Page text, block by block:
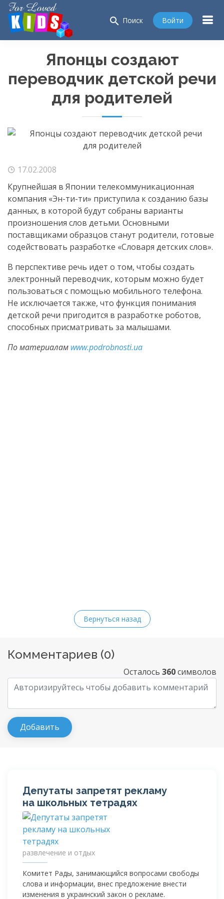
search Поиск Войти
Японцы создают
переводчик детской речи
для родителей
17.02.2008
Крупнейшая в Японии телекоммуникационная
компания «Эн-ти-ти» приступила к созданию базы
данных, в которой будут собраны варианты
произношения слов детьми. Основными
поставщиками образцов станут родители, готовые
содействовать разработке «Словаря детских слов».
В перспективе речь идет о том, чтобы создать
электронный переводчик, которым можно будет
пользоваться с помощью мобильного телефона.
Не исключается также, что функция понимания
детской речи пригодится в разработке роботов,
способных присматривать за малышами.
По материалам www.podrobnosti.ua
Вернуться назад
Комментариев (0)
Осталось 360символов
Депутаты запретят рекламу
на школьных тетрадях
развлечение и отдых
Комитет Рады, занимающийся вопросами свободы
слова и информации, внес предложение внести
изменения в украинский закон о рекламе.